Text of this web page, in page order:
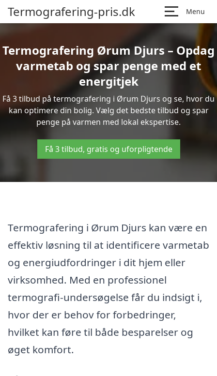
Termografering-pris.dk Menu
Termografering Ørum Djurs – Opdag
varmetab og spar penge med et
energitjek
Få 3 tilbud på termografering i Ørum Djurs og se, hvor du
kan optimere din bolig. Vælg det bedste tilbud og spar
penge på varmen med lokal ekspertise.
Få 3 tilbud, gratis og uforpligtende
Termografering i Ørum Djurs kan være en
effektiv løsning til at identificere varmetab
og energiudfordringer i dit hjem eller
virksomhed. Med en professionel
termografi-undersøgelse får du indsigt i,
hvor der er behov for forbedringer,
hvilket kan føre til både besparelser og
øget komfort.